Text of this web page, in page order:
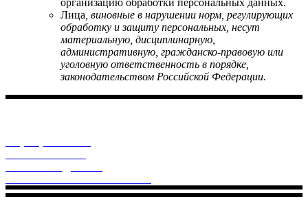
Лица , виновные в нарушении норм, регулирующих
обработку и защиту персональных, несут
материальную, дисциплинарную,
административную, гражданско-правовую или
уголовную ответственность в порядке,
законодательством Российской Федерации.